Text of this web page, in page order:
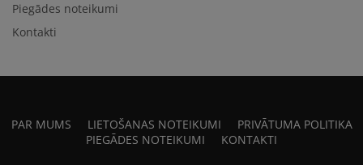
Piegādes noteikumi
Kontakti
PAR MUMS LIETOŠANAS NOTEIKUMI
PRIVĀTUMA POLITIKA
PIEGĀDES NOTEIKUMI
KONTAKTI